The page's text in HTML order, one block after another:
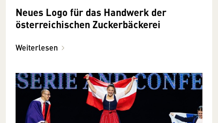
Neues Logo für das Handwerk der
österreichischen Zuckerbäckerei
Weiterlesen